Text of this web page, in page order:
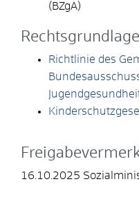
(BZgA)
Rechtsgrundlage
Richtlinie des
16.10.2025